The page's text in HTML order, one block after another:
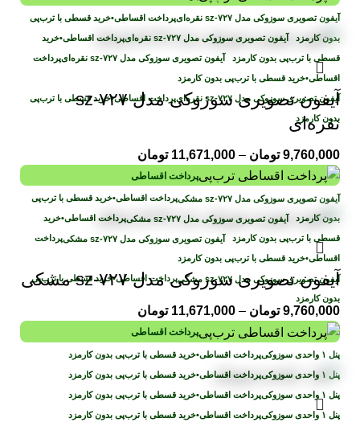
پرداخت اقساطی•خرید قسطی با ترب‌پی
بدون کارمزد پرداخت اقساطی•خرید
قسطی با ترب‌پی بدون کارمزد پرداخت
اقساطی•خرید قسطی با ترب‌پی بدون کارمزد
پرداخت اقساطی•خرید قسطی با ترب‌پی
بدون کارمزد
آیفون تصویری سوزوکی مدل sz-۷۲۷
نقره‌ای
9,760,000 تومان –
11,671,000 تومان
پرداخت اقساطی
پرداخت اقساطی•خرید قسطی با ترب‌پی
بدون کارمزد پرداخت اقساطی•خرید
قسطی با ترب‌پی بدون کارمزد پرداخت
اقساطی•خرید قسطی با ترب‌پی بدون کارمزد
پرداخت اقساطی•خرید قسطی با ترب‌پی
بدون کارمزد
آیفون تصویری سوزوکی مدل sz-۷۲۷ مشکی
9,760,000 تومان –
11,671,000 تومان
پرداخت اقساطی
پرداخت اقساطی•خرید قسطی با ترب‌پی بدون کارمزد
پرداخت اقساطی•خرید قسطی با ترب‌پی بدون کارمزد
پرداخت اقساطی•خرید قسطی با ترب‌پی بدون کارمزد
پرداخت اقساطی•خرید قسطی با ترب‌پی بدون کارمزد